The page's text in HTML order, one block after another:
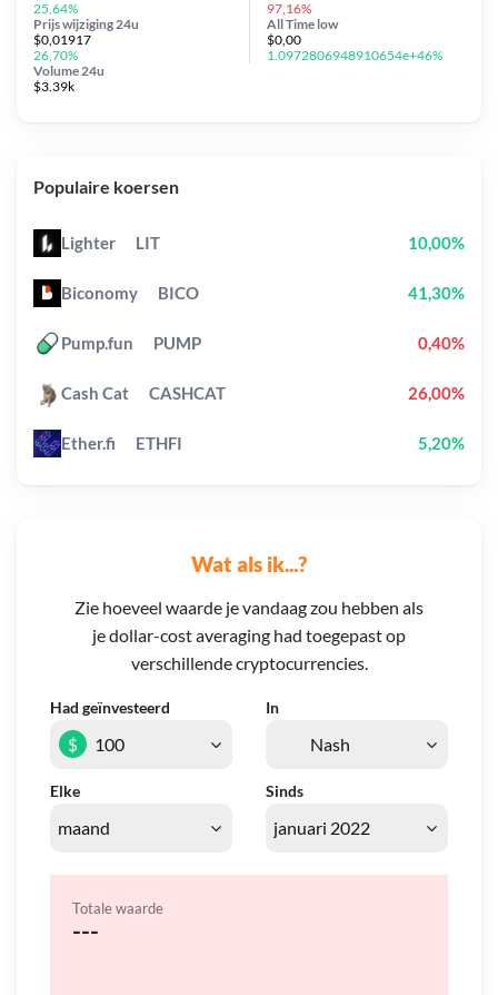
Wat als ik...?
Zie hoeveel waarde je vandaag zou hebben als
je dollar-cost averaging had toegepast op
verschillende cryptocurrencies.
Had geïnvesteerd In
Elke Sinds
$
Totale waarde
---
Prijs wijziging 24u
$0,01917
26,70%
25,64%
Volume 24u
$3.39k
97,16%
All Time low
$0,00
1.0972806948910654e+46%
Populaire koersen
Lighter LIT 10,00%
Biconomy BICO 41,30%
Pump.fun PUMP 0,40%
Cash Cat CASHCAT 26,00%
Ether.fi ETHFI 5,20%